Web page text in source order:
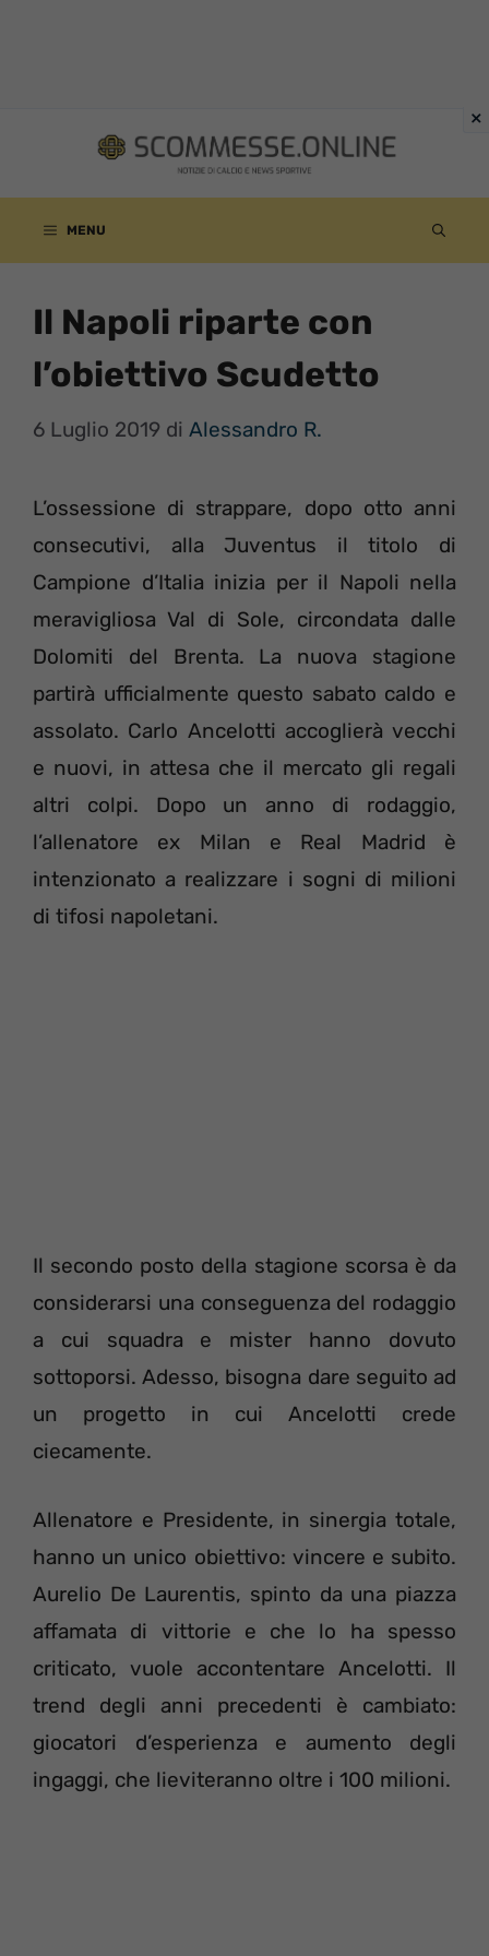
contenuto
MENU
Il Napoli riparte con
l’obiettivo Scudetto
6 Luglio 2019 di Alessandro R.
L’ossessione di strappare, dopo otto anni
consecutivi, alla Juventus il titolo di
Campione d’Italia inizia per il Napoli nella
meravigliosa Val di Sole, circondata dalle
Dolomiti del Brenta. La nuova stagione
partirà ufficialmente questo sabato caldo e
assolato. Carlo Ancelotti accoglierà vecchi
e nuovi, in attesa che il mercato gli regali
altri colpi. Dopo un anno di rodaggio,
l’allenatore ex Milan e Real Madrid è
intenzionato a realizzare i sogni di milioni
di tifosi napoletani.
Il secondo posto della stagione scorsa è da
considerarsi una conseguenza del rodaggio
a cui squadra e mister hanno dovuto
sottoporsi. Adesso, bisogna dare seguito ad
un progetto in cui Ancelotti crede
ciecamente.
Allenatore e Presidente, in sinergia totale,
hanno un unico obiettivo: vincere e subito.
Aurelio De Laurentis, spinto da una piazza
affamata di vittorie e che lo ha spesso
criticato, vuole accontentare Ancelotti. Il
trend degli anni precedenti è cambiato:
giocatori d’esperienza e aumento degli
ingaggi, che lieviteranno oltre i 100 milioni.